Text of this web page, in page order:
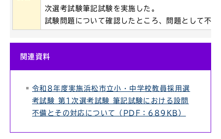
次選考試験筆記試験を実施した。
試験問題について確認したところ、問題として不
関連資料
令和8年度実施浜松市立小・中学校教員採用選
考試験 第1次選考試験 筆記試験における設問
不備とその対応について（PDF：689KB）